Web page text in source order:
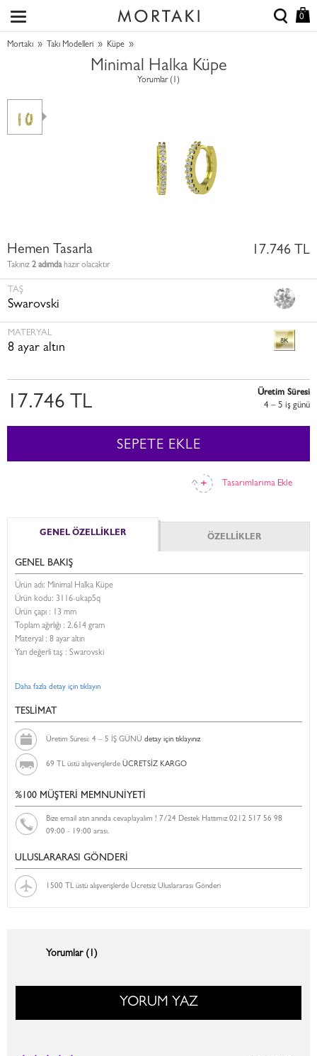
0
Mortakı » Takı Modelleri » Küpe »
Minimal Halka Küpe
Yorumlar (1)
Hemen Tasarla
Takınız 2 adımdahazır olacaktır
17.746 TL
TAŞ
Swarovski
MATERYAL
8 ayar altın
Tasarımlarıma Ekle
17.746 TL
Üretim Süresi
4 – 5 i̇ş günü
SEPETE EKLE
GENEL ÖZELLİKLER ÖZELLİKLER
GENEL BAKIŞ
Ürün adı: Minimal Halka Küpe
Ürün kodu: 3116-ukap5q
Ürün çapı : 13 mm
Toplam ağırlığı : 2.614 gram
Materyal : 8 ayar altın
Yarı değerli taş : Swarovski
Daha fazla detay için tıklayın
TESLİMAT
Üretim Süresi: 4 – 5 İŞ GÜNÜ detay için tıklayınız
69 TL üstü alışverişlerde ÜCRETSİZ KARGO
%100 MÜŞTERİ MEMNUNİYETİ
Bize email atın anında cevaplayalım ! 7/24 Destek Hattımız 0212 517 56 98
09:00 - 19:00 arası.
ULUSLARARASI GÖNDERİ
1500 TL üstü alışverişlerde Ücretsiz Uluslararası Gönderi
Yorumlar (1)
YORUM YAZ